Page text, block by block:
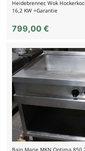
Heidebrenner, Wok
16,2 KW +Garantie
799,00 €
Bain Marie MKN Optima 850